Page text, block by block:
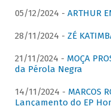
05/12/2024 - ARTHUR
28/11/2024 - ZÉ
21/11/2024 - MOÇA
da Pérola Negra
14/11/2024 - MARCOS
Lançamento do EP